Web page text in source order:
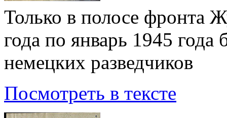
Только в полосе фронта
года по январь 1945
немецких разведчиков
Посмотреть в тексте